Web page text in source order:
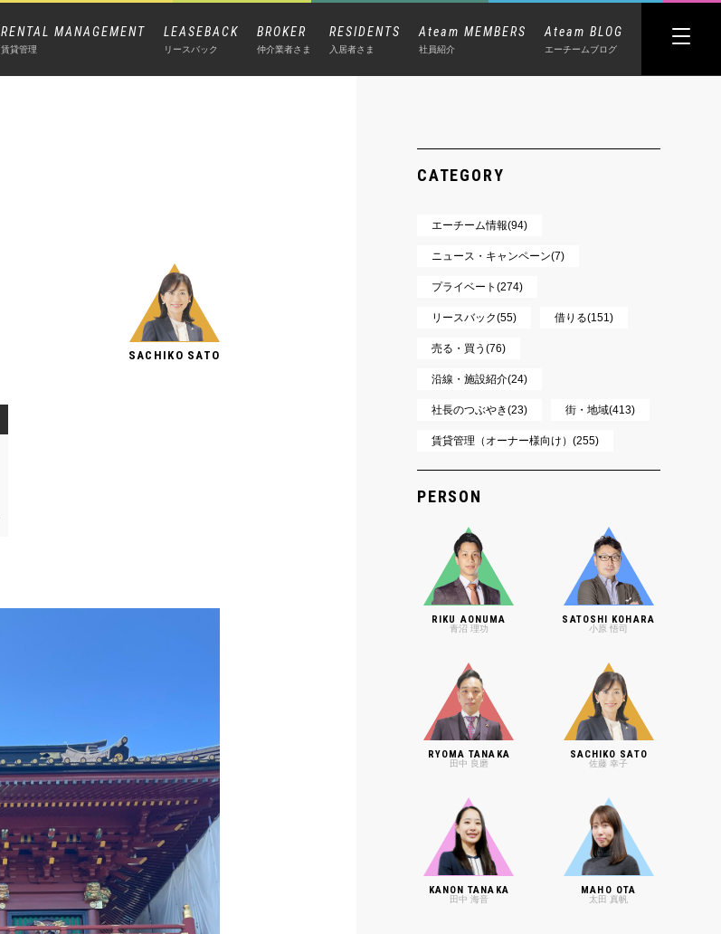
RENTAL MANAGEMENT
賃貸管理
LEASEBACK
リースバック
BROKER
仲介業者さま
RESIDENTS
入居者さま
Ateam MEMBERS
社員紹介
Ateam BLOG
エーチームブログ
SACHIKO SATO
CATEGORY
エーチーム情報(94)
ニュース・キャンペーン(7)
プライベート(274)
リースバック(55) 借りる(151)
売る・買う(76)
沿線・施設紹介(24)
社長のつぶやき(23) 街・地域(413)
賃貸管理（オーナー様向け）(255)
PERSON
RIKU AONUMA
青沼 理功
SATOSHI KOHARA
小原 悟司
RYOMA TANAKA
田中 良磨
SACHIKO SATO
佐藤 幸子
KANON TANAKA
田中 海音
MAHO OTA
太田 真帆